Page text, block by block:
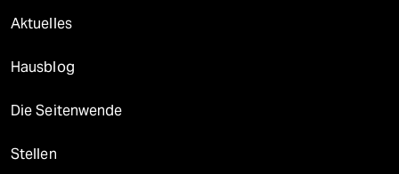
Aktuelles
Hausblog
Die Seitenwende
Stellen